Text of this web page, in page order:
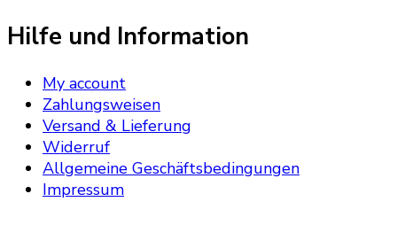
Hilfe und Information
My account
Zahlungsweisen
Versand & Lieferung
Widerruf
Allgemeine Geschäftsbedingungen
Impressum